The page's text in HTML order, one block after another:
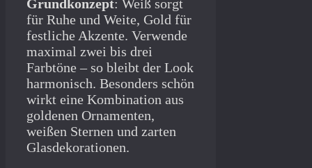
Grundkonzept: Weiß sorgt
für Ruhe und Weite, Gold für
festliche Akzente. Verwende
maximal zwei bis drei
Farbtöne – so bleibt der Look
harmonisch. Besonders schön
wirkt eine Kombination aus
goldenen Ornamenten,
weißen Sternen und zarten
Glasdekorationen.